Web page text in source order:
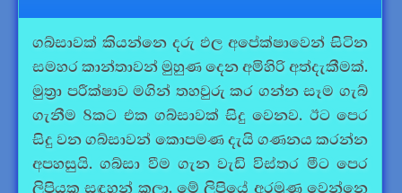
ගබ්සාවක් කියන්නෙ දරු ඵල අපේක්ෂාවෙන් සිටින
සමහර කාන්තාවන් මුහුණ දෙන අමිහිරි අත්දැකීමක්.
මුත්‍රා පරීක්ෂාව මගින් තහවුරු කර ගන්න සෑම ගැබ්
ගැනීම 8කට එක ගබ්සාවක් සිදු වෙනව. ඊට පෙර
සිදු වන ගබ්සාවන් කොපමණ දැයි ගණනය කරන්න
අපහසුයි. ගබ්සා වීම ගැන වැඩි විස්තර මීට පෙර
ලිපියක සඳහන් කලා. මේ ලිපියේ අරමුණ වෙන්නෙ